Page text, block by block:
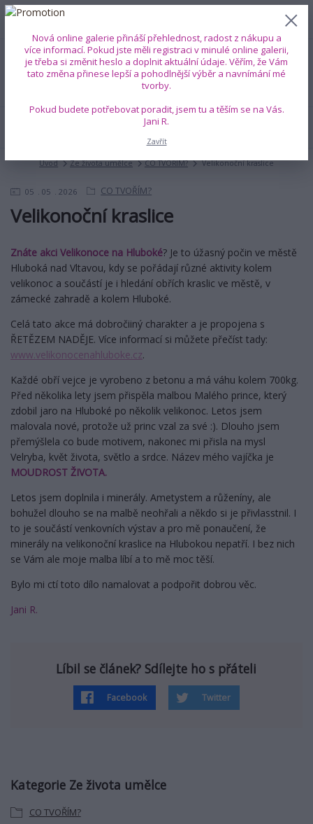
Menu
+420 739 353 708 0 ks
0 Kč
Úvod Ze života umělce CO TVOŘÍM? Velikonoční kraslice
Kategorie Ze života umělce
CO TVOŘÍM?
05 05 2026 CO TVOŘÍM?
Velikonoční kraslice
Znáte akci Velikonoce na Hluboké? Je to úžasný počin ve městě
Hluboká nad Vltavou, kdy se pořádají různé aktivity kolem
velikonoc a součástí je i hledání obřích kraslic ve městě, v
zámecké zahradě a kolem Hluboké.
Celá tato akce má dobročiiný charakter a je propojena s
ŘETĚZEM NADĚJE. Více informací si můžete přečíst tady:
www.velikonocenahluboke.cz.
Každé obří vejce je vyrobeno z betonu a má váhu kolem 700kg.
Před několika lety jsem přispěla malbou Malého prince, který
zdobil jaro na Hluboké po několik velikonoc. Letos jsem
malovala nové, protože už princ vzal za své :). Dlouho jsem
přemýšlela co bude motivem, nakonec mi přisla na mysl
Velryba, květ života, světlo a srdce. Název mého vajíčka je
MOUDROST ŽIVOTA.
Letos jsem doplnila i minerály. Ametystem a růženíny, ale
bohužel dlouho se na malbě neohřali a někdo si je přivlasstnil. I
to je součástí venkovních výstav a pro mě ponaučení, že
minerály na velikonoční kraslice na Hlubokou nepatří. I bez nich
se Vám ale moje malba líbí a to mě moc těší.
Bylo mi ctí toto dílo namalovat a podpořit dobrou věc.
Jani R.
Líbil se článek? Sdílejte ho s přáteli
Facebook Twitter
Nová online galerie přináší přehlednost, radost z nákupu a
více informací. Pokud jste měli registraci v minulé online galerii,
je třeba si změnit heslo a doplnit aktuální údaje. Věřím, že Vám
tato změna přinese lepší a pohodlnější výběr a navnímání mé
tvorby.
Pokud budete potřebovat poradit, jsem tu a těším se na Vás.
Jani R.
Zavřít